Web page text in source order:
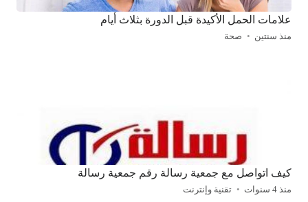
علامات الحمل الأكيدة قبل الدورة بثلاث أيام
منذ سنتين صحة
كيف اتواصل مع جمعية رسالة رقم جمعية رسالة
منذ 4 سنوات تقنية وإنترنت